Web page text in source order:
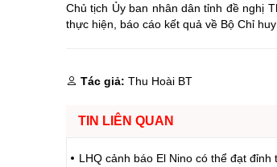
Chủ tịch Ủy ban nhân dân tỉnh đề nghị
thực hiện, báo cáo kết quả về Bộ Chỉ
Tác giả: Thu Hoài BT
TIN LIÊN QUAN
LHQ cảnh báo El Nino có thể đạt